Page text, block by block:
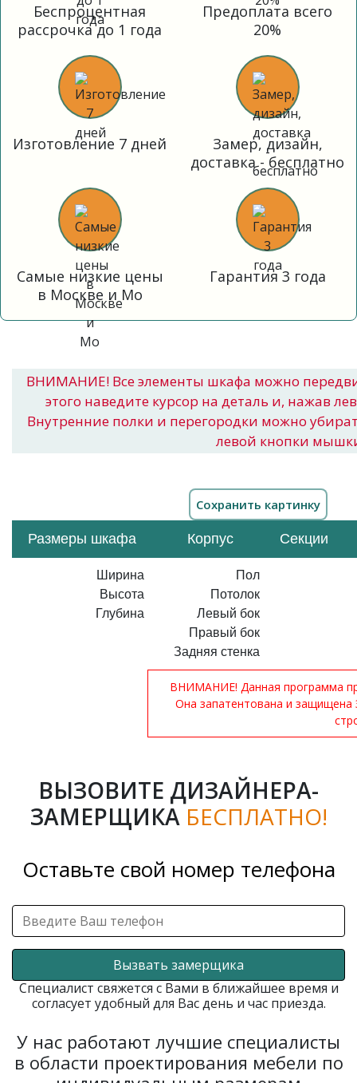
Беспроцентная
рассрочка до 1 года
Предоплата всего
20%
Изготовление 7 дней
Замер, дизайн,
доставка - бесплатно
Самые низкие цены
в Москве и Мо
Гарантия 3 года
ВНИМАНИЕ! Все элементы шкафа можно
этого наведите курсор на деталь и, нажав
Внутренние полки и перегородки можно
левой кнопки
Размеры шкафа Корпус Секции
Ширина
Высота
Глубина
Пол
Потолок
Левый бок
Правый бок
Задняя стенка
ВНИМАНИЕ! Данная программа
Она запатентована и
ВЫЗОВИТЕ ДИЗАЙНЕРА-
ЗАМЕРЩИКА БЕСПЛАТНО!
Оставьте свой номер телефона
Вызвать замерщика
Специалист свяжется с Вами в ближайшее время и
согласует удобный для Вас день и час приезда.
У нас работают лучшие специалисты
в области проектирования мебели по